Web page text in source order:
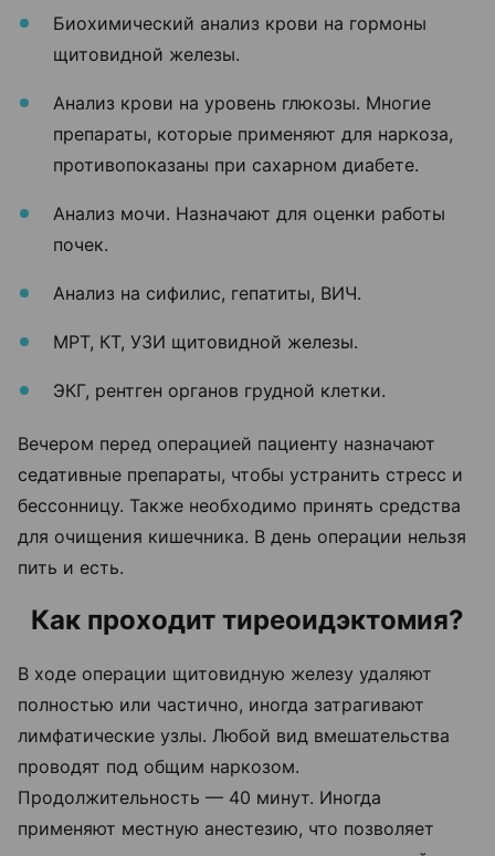
Биохимический анализ крови на гормоны
щитовидной железы.
Анализ крови на уровень глюкозы. Многие
препараты, которые применяют для наркоза,
противопоказаны при сахарном диабете.
Анализ мочи. Назначают для оценки работы
почек.
Анализ на сифилис, гепатиты, ВИЧ.
МРТ, КТ, УЗИ щитовидной железы.
ЭКГ, рентген органов грудной клетки.
Вечером перед операцией пациенту назначают
седативные препараты, чтобы устранить стресс и
бессонницу. Также необходимо принять средства
для очищения кишечника. В день операции нельзя
пить и есть.
Как проходит тиреоидэктомия?
В ходе операции щитовидную железу удаляют
полностью или частично, иногда затрагивают
лимфатические узлы. Любой вид вмешательства
проводят под общим наркозом.
Продолжительность — 40 минут. Иногда
применяют местную анестезию, что позволяет